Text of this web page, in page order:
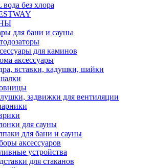
без хлора
для бани и сауны
для каминов
аксессуары
вставки, кадушки, шайки
задвижки для вентиляции
для сауны
для бани и сауны
аксессуаров
устройства
для стаканов